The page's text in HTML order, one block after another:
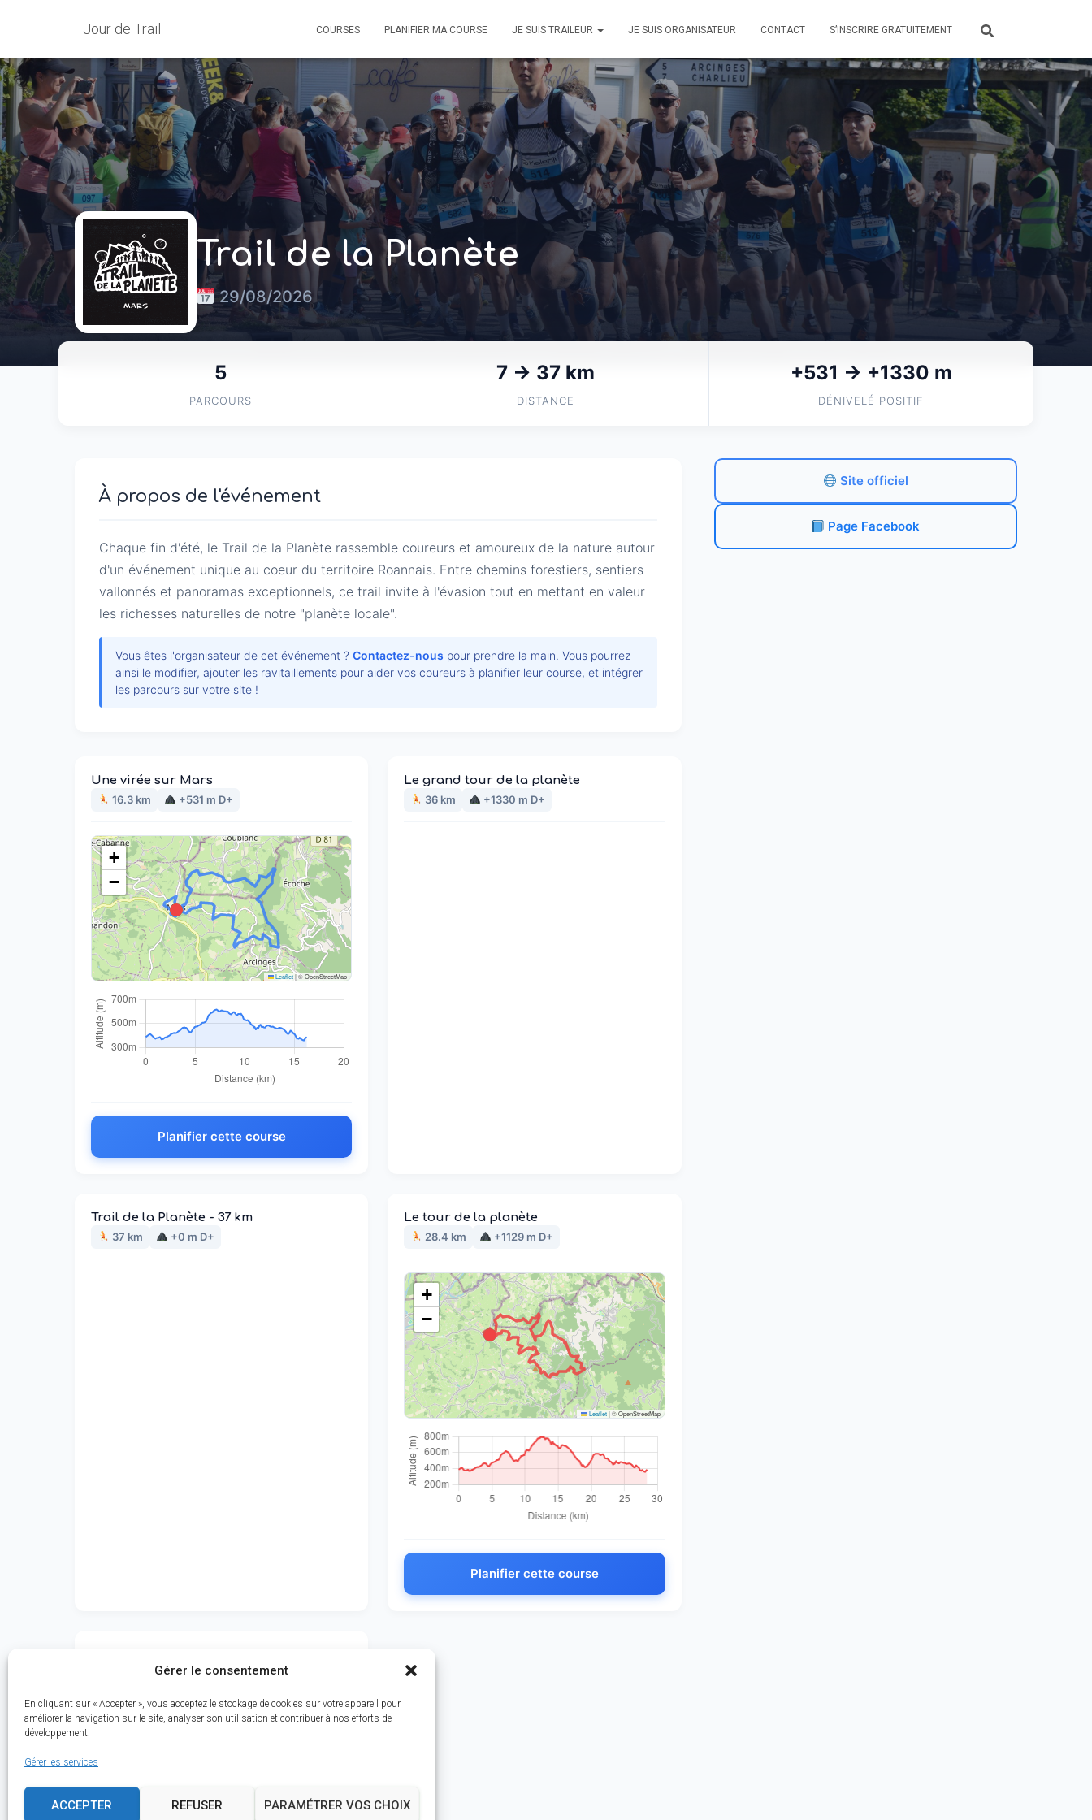
Gérer le consentement
En cliquant sur « Accepter », vous acceptez le stockage de cookies sur votre appareil pour
améliorer la navigation sur le site, analyser son utilisation et contribuer à nos efforts de
développement.
Gérer les services
ACCEPTER REFUSER PARAMÉTRER VOS CHOIX
Jour de Trail COURSES PLANIFIER MA COURSE JE SUIS TRAILEUR JE SUIS ORGANISATEUR CONTACT S’INSCRIRE GRATUITEMENT
Trail de la Planète
29/08/2026
5
PARCOURS
7 → 37 km
DISTANCE
+531 → +1330 m
DÉNIVELÉ POSITIF
À propos de l'événement
Chaque fin d'été, le Trail de la Planète rassemble coureurs et amoureux de la nature autour
d'un événement unique au coeur du territoire Roannais. Entre chemins forestiers, sentiers
vallonnés et panoramas exceptionnels, ce trail invite à l'évasion tout en mettant en valeur
les richesses naturelles de notre "planète locale".
Vous êtes l'organisateur de cet événement ? Contactez-nous pour prendre la main. Vous pourrez
ainsi le modifier, ajouter les ravitaillements pour aider vos coureurs à planifier leur course, et intégrer
les parcours sur votre site !
Une virée sur Mars
16.3 km +531 m D+
+
−
Leaflet |© OpenStreetMap
Planifier cette course
Le grand tour de la planète
36 km +1330 m D+
Trail de la Planète - 37 km
37 km +0 m D+
Le tour de la planète
28.4 km +1129 m D+
+
−
Leaflet |© OpenStreetMap
Planifier cette course
+0 m D+
Site officiel
Page Facebook